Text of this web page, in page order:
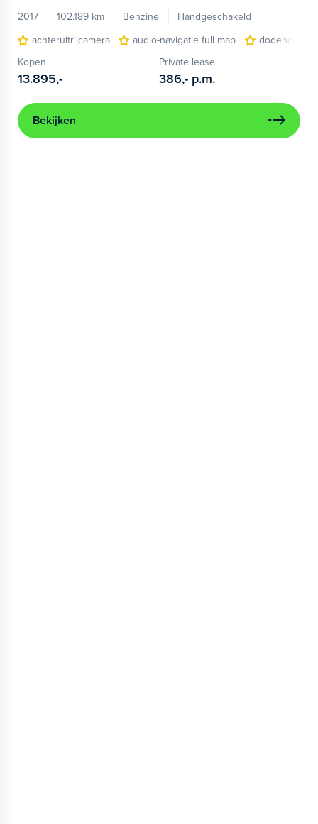
2017
102.189 km Benzine
Handgeschakeld
achteruitrijcamera
audio-navigatie full map
dodehoek
Kopen
13.895,-
Private lease
386,- p.m.
Bekijken